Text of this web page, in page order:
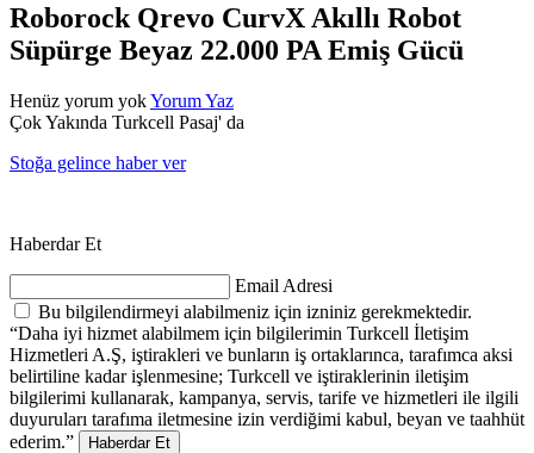
Roborock Qrevo CurvX Akıllı Robot
Süpürge Beyaz 22.000 PA Emiş Gücü
Henüz yorum yokYorum Yaz
Çok Yakında Turkcell Pasaj' da
Stoğa gelince haber ver
Haberdar Et
Email Adresi
Bu bilgilendirmeyi alabilmeniz için izniniz gerekmektedir.
“Daha iyi hizmet alabilmem için bilgilerimin Turkcell İletişim
Hizmetleri A.Ş, iştirakleri ve bunların iş ortaklarınca, tarafımca aksi
belirtiline kadar işlenmesine; Turkcell ve iştiraklerinin iletişim
bilgilerimi kullanarak, kampanya, servis, tarife ve hizmetleri ile ilgili
duyuruları tarafıma iletmesine izin verdiğimi kabul, beyan ve taahhüt
ederim.”
Haberdar Et